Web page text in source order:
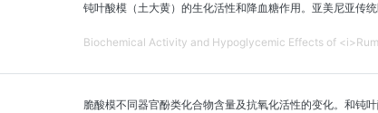
钝叶酸模（土大黄）的生化活性和降血糖作用。亚美尼亚传统
Biochemical Activity and Hypoglycemic Effects of
脆酸模不同器官酚类化合物含量及抗氧化活性的变化。和钝